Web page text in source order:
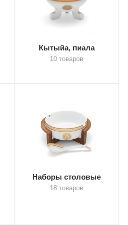
Кытыйа, пиала
10 товаров
Наборы столовые
18 товаров